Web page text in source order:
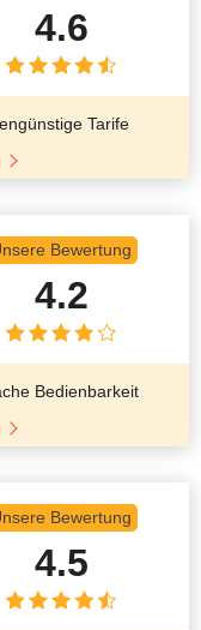
4.6
Tarife
Bewertung
4.2
Bedienbarkeit
Bewertung
4.5